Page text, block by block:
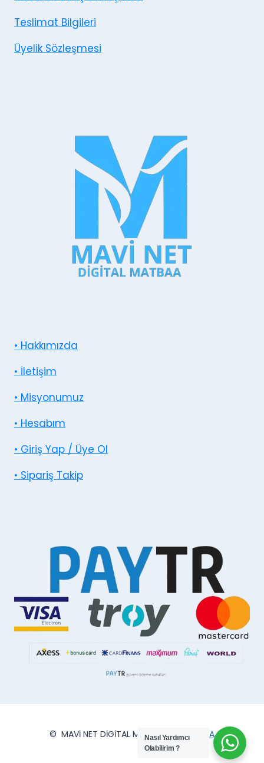
Teslimat Bilgileri
Üyelik Sözleşmesi
• Hakkımızda
• İletişim
• Misyonumuz
• Hesabım
• Giriş Yap / Üye Ol
• Sipariş Takip
© MAVİ NET DİGİTAL MATBAAVİPSMEDYA
Nasıl Yardımcı
Olabilirim ?